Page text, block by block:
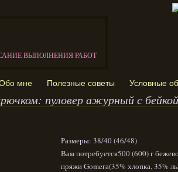
ВЫПОЛНЕНИЯ РАБОТ
мне Полезные советы Условные
пуловер ажурный с бейкой
Размеры: 38/40 (46/48)
Вам потребуется500 (600) г
пряжи Gomeга(35% хлопка, 35%